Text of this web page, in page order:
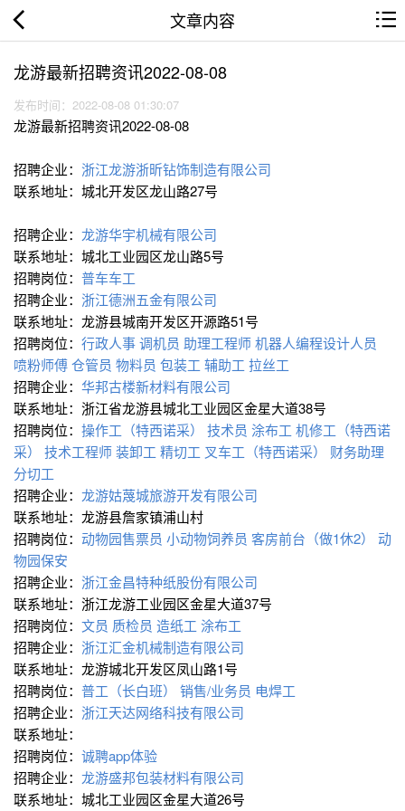
文章内容
龙游最新招聘资讯2022-08-08
发布时间：2022-08-08 01:30:07
龙游最新招聘资讯2022-08-08
招聘企业： 浙江龙游浙昕钻饰制造有限公司
联系地址：城北开发区龙山路27号
招聘企业： 龙游华宇机械有限公司
联系地址：城北工业园区龙山路5号
招聘岗位： 普车车工
招聘企业： 浙江德洲五金有限公司
联系地址：龙游县城南开发区开源路51号
招聘岗位： 行政人事调机员 助理工程师机器人编程设计人员
喷粉师傅仓管员 物料员 包装工 辅助工 拉丝工
招聘企业： 华邦古楼新材料有限公司
联系地址：浙江省龙游县城北工业园区金星大道38号
招聘岗位： 操作工（特西诺采） 技术员 涂布工 机修工（特西诺
采）
技术工程师装卸工 精切工 叉车工（特西诺采）
财务助理
分切工
招聘企业： 龙游姑蔑城旅游开发有限公司
联系地址：龙游县詹家镇浦山村
招聘岗位： 动物园售票员 小动物饲养员 客房前台（做1休2）
动
物园保安
招聘企业： 浙江金昌特种纸股份有限公司
联系地址：浙江龙游工业园区金星大道37号
招聘岗位： 文员 质检员 造纸工 涂布工
招聘企业： 浙江汇金机械制造有限公司
联系地址：龙游城北开发区凤山路1号
招聘岗位： 普工（长白班） 销售/业务员 电焊工
招聘企业： 浙江天达网络科技有限公司
联系地址：
招聘岗位： 诚聘app体验
招聘企业： 龙游盛邦包装材料有限公司
联系地址：城北工业园区金星大道26号